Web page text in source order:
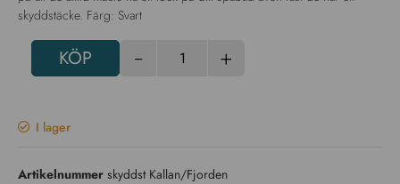
skyddstäcke. Färg: Svart
- +
KÖP
I lager
Artikelnummer skyddst Kallan/Fjorden